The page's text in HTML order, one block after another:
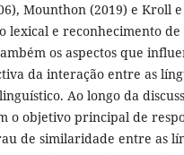
Mounthon (2019) e Kroll
lexical e reconhecimento
os aspectos que
da interação entre as
Ao longo da
o objetivo principal de
de similaridade entre as